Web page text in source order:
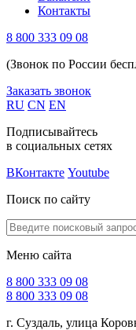
Контакты
8 800 333 09 08
(Звонок по России
Заказать звонок
RU CN EN
Подписывайтесь
в социальных сетях
ВКонтакте Youtube
Поиск по сайту
Меню сайта
8 800 333 09 08
8 800 333 09 08
г. Суздаль, улица